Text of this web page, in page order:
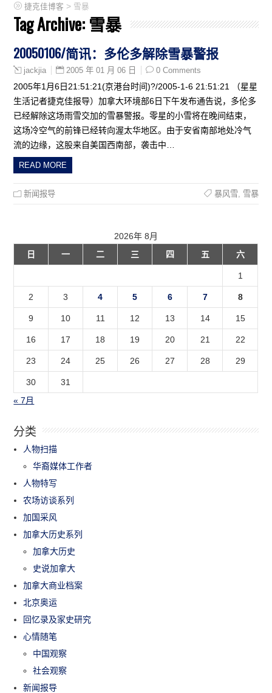
捷克佳博客 > 雪暴
Tag Archive: 雪暴
20050106/简讯：多伦多解除雪暴警报
jackjia 2005 年 01 月 06 日 0 Comments
2005年1月6日21:51:21(京港台时间)?/2005-1-6 21:51:21 （星星
生活记者捷克佳报导）加拿大环境部6日下午发布通告说，多伦多
已经解除这场雨雪交加的雪暴警报。零星的小雪将在晚间结束，
这场冷空气的前锋已经转向渥太华地区。由于安省南部地处冷气
流的边缘，这股来自美国西南部，袭击中…
READ MORE
新闻报导 暴风雪, 雪暴
2026年 8月
日
一 二 三 四 五 六
1
2 3 4 5 6 7 8
9 10 11 12 13 14 15
16 17 18 19 20 21 22
23 24 25 26 27 28 29
30
31
« 7月
分类
人物扫描
华裔媒体工作者
人物特写
农场访谈系列
加国采风
加拿大历史系列
加拿大历史
史说加拿大
加拿大商业档案
北京奥运
回忆录及家史研究
心情随笔
中国观察
社会观察
新闻报导